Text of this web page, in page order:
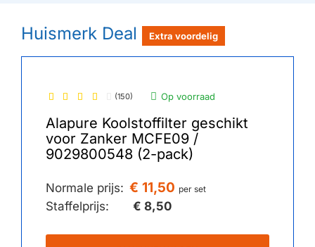
Huismerk Deal Extra voordelig
(150) Op voorraad
Alapure Koolstoffilter geschikt
voor Zanker MCFE09 /
9029800548 (2-pack)
Normale prijs: € 11,50 per set
Staffelprijs: € 8,50